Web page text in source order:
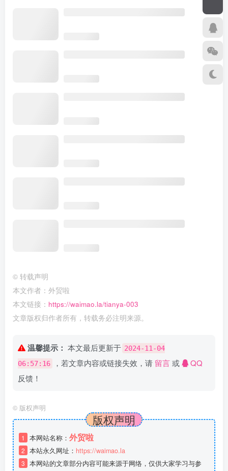
© 转载声明
本文作者：外贸啦
本文链接： https://waimao.la/tianya-003
文章版权归作者所有，转载务必注明来源。
温馨提示： 本文最后更新于 2024-11-04
06:57:16
，若文章内容或链接失效，请 留言或
QQ
反馈！
© 版权声明
版权声明
1 本网站名称： 外贸啦
2 本站永久网址： https://waimao.la
3 本网站的文章部分内容可能来源于网络，仅供大家学习与参